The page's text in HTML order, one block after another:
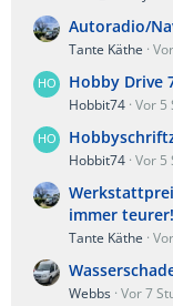
Autoradio/
Tante Käthe
Hobby Drive
Hobbit74 Vor 5
Hobbit74 Vor 5
immer
Tante Käthe
Webbs Vor 7